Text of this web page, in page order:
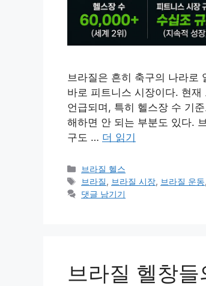
브라질은 흔히 축구의 나라로
바로 피트니스 시장이다. 현
언급되며, 특히 헬스장 수 기
해하면 안 되는 부분도 있다.
구도 … 더 읽기
카
테
고
브라질 헬스
태
그
브라질, 브라질 시장, 브라질 운동,
댓글 남기기
브라질 헬창